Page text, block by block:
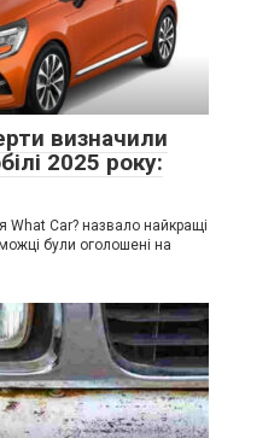
визначили
2025 року:
What Car? назвало найкращі
були оголошені на